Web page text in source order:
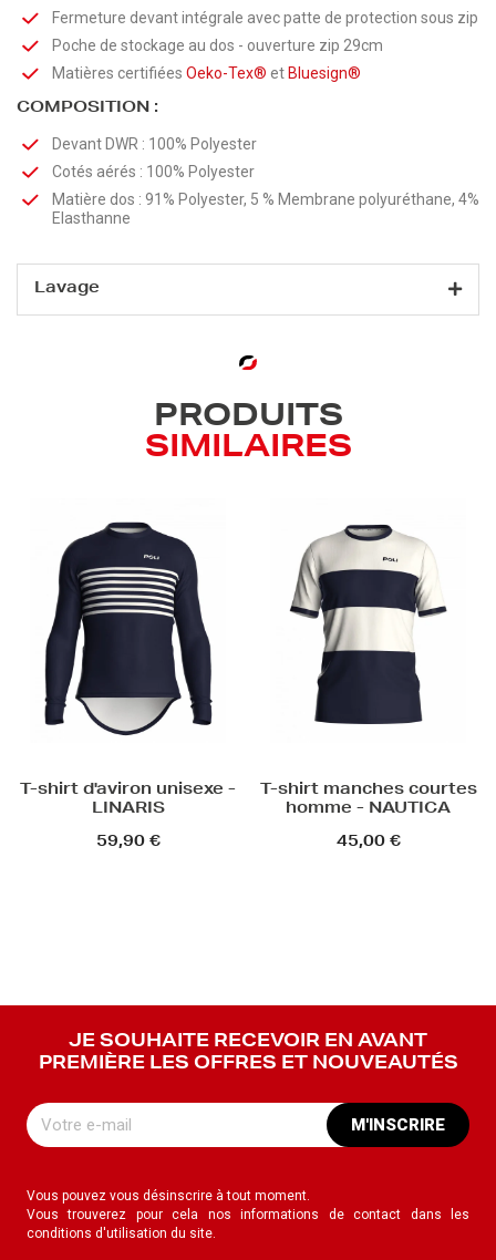
Fermeture devant intégrale avec patte de protection sous zip
Poche de stockage au dos - ouverture zip 29cm
Matières certifiées Oeko-Tex® et Bluesign®
COMPOSITION :
Devant DWR : 100% Polyester
Cotés aérés : 100% Polyester
Matière dos : 91% Polyester, 5 % Membrane polyuréthane, 4%
Elasthanne
Lavage
PRODUITS
SIMILAIRES
T-shirt d'aviron unisexe -
LINARIS
59,90 €
T-shirt manches courtes
homme - NAUTICA
45,00 €
JE SOUHAITE RECEVOIR EN AVANT
PREMIÈRE LES OFFRES ET NOUVEAUTÉS
M'INSCRIRE
Vous pouvez vous désinscrire à tout moment.
Vous trouverez pour cela nos informations de contact dans les
conditions d'utilisation du site.